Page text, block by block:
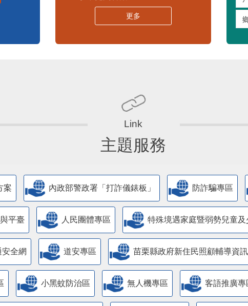
更多
主題服務
案 內政部警政署「打詐儀錶板」 防詐騙專區
平臺 人民團體專區 特殊境遇家庭暨弱勢兒童
全網 道安專區 苗栗縣政府新住民照顧輔導資
小黑蚊防治區 無人機專區 客語推廣專